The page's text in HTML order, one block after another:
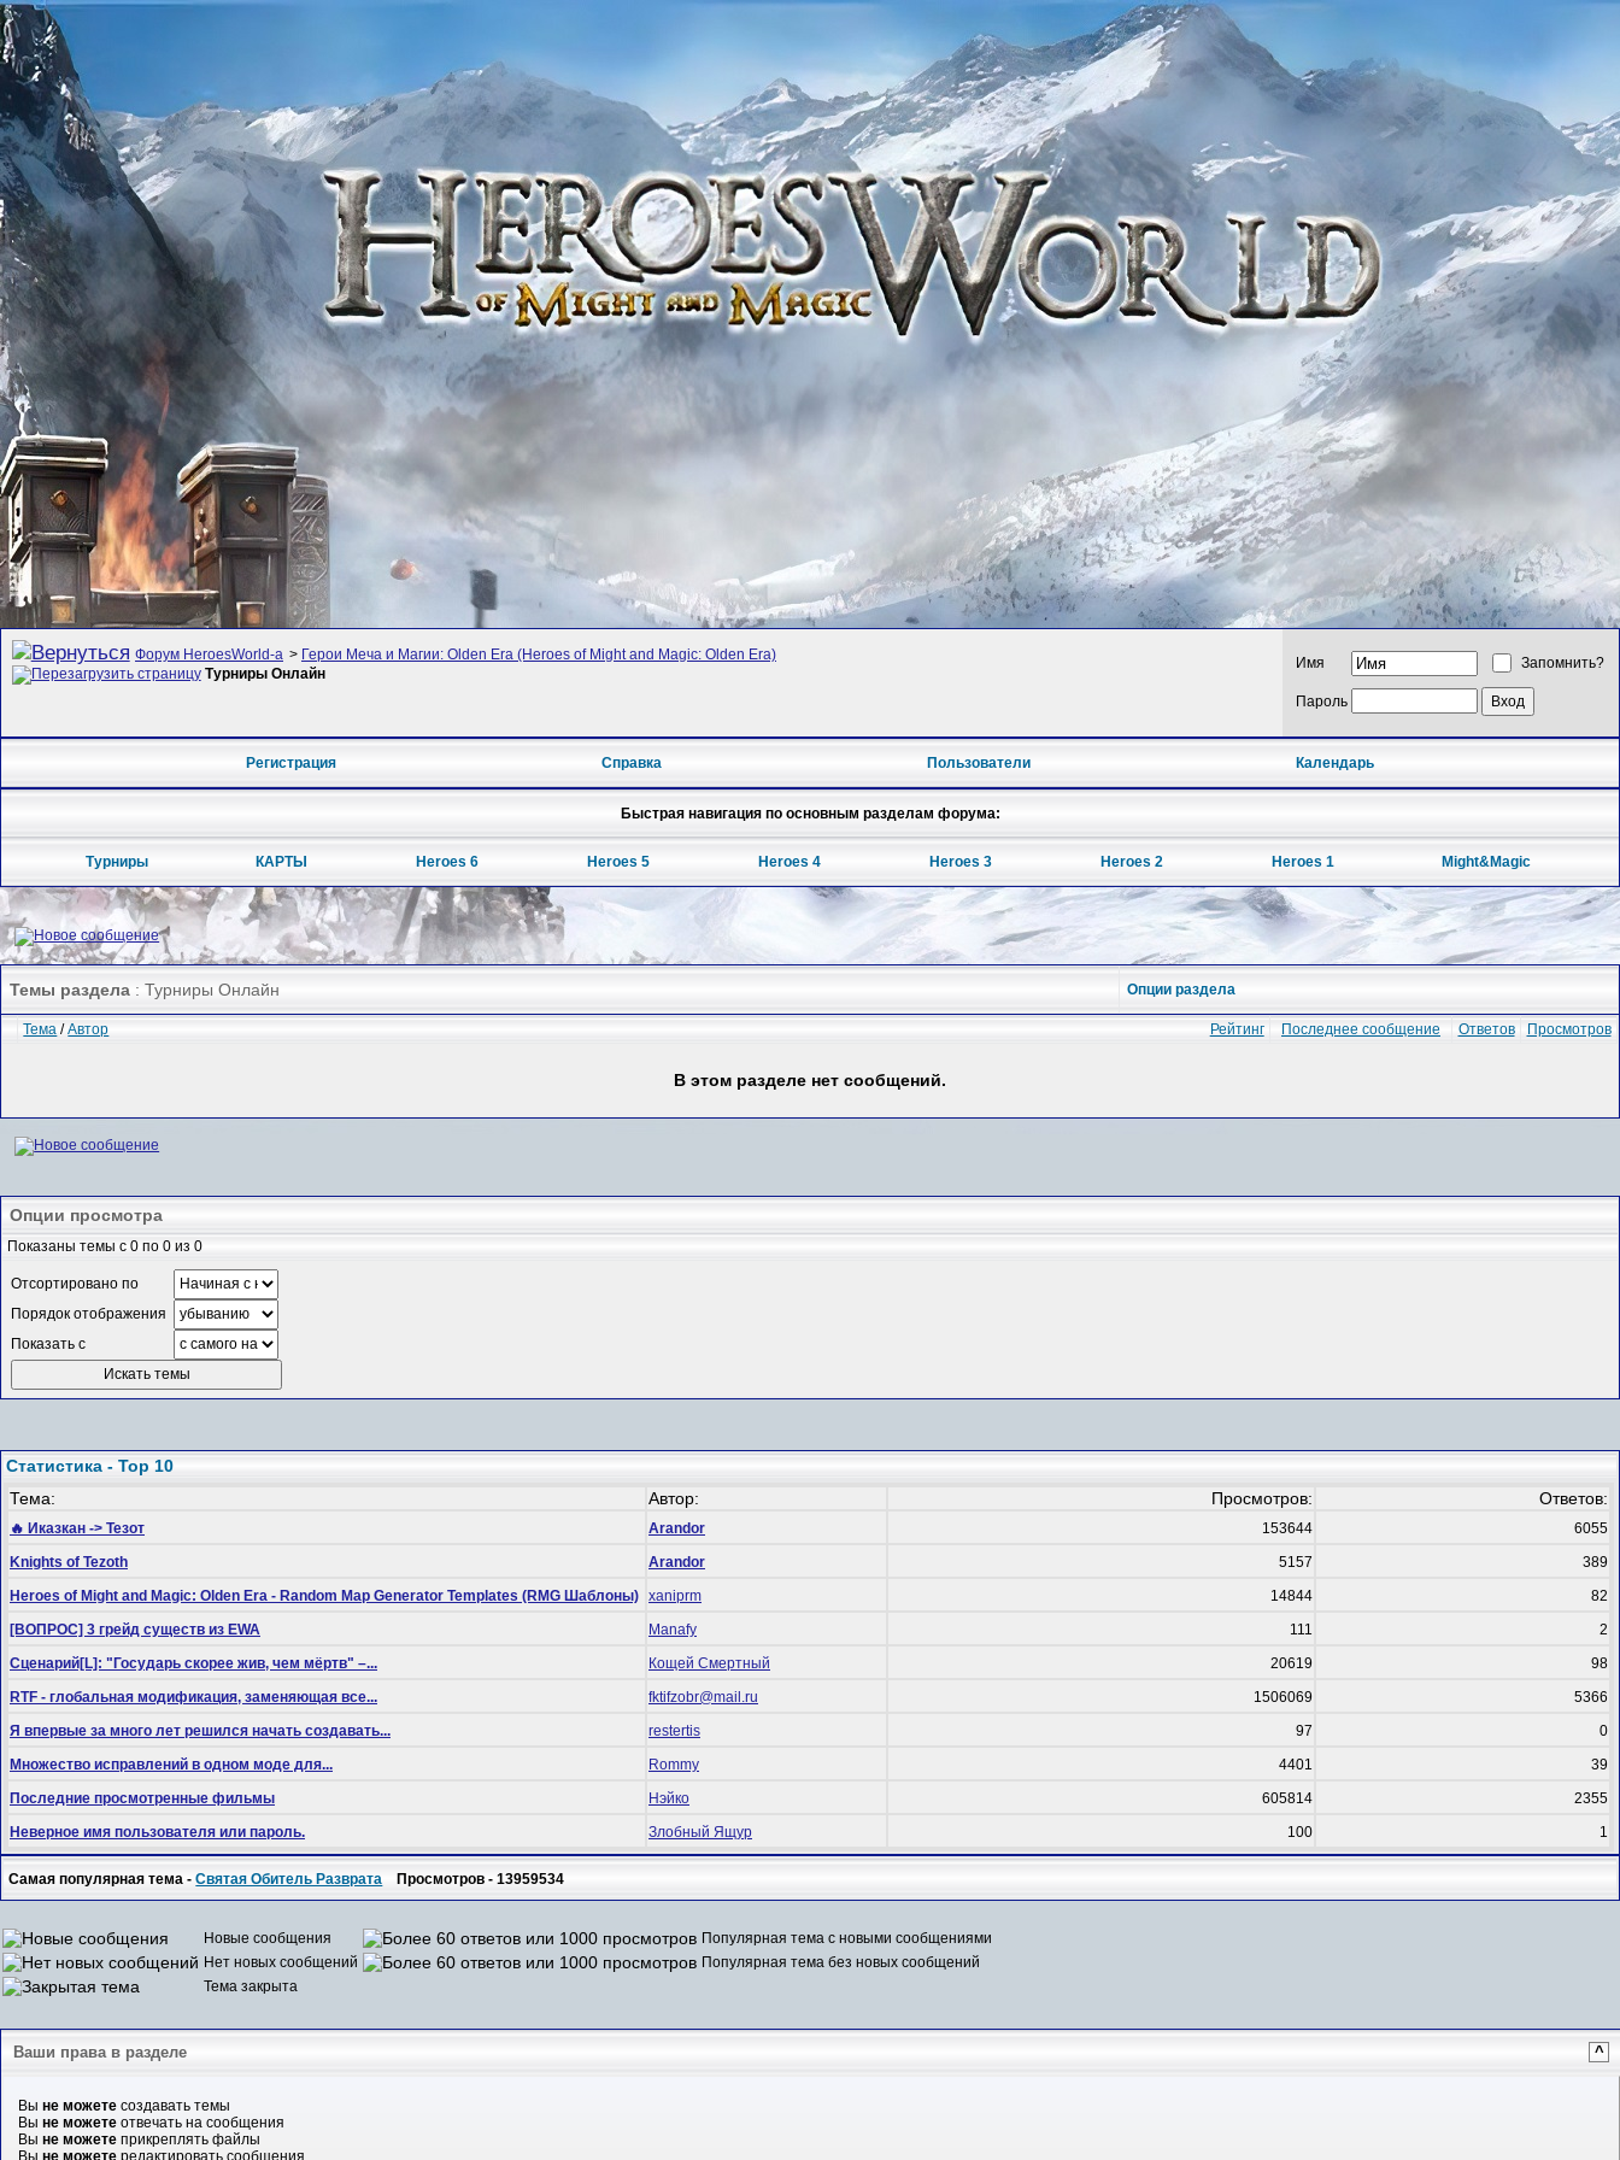
Форум HeroesWorld-а > Герои Меча и Магии: Olden Era (Heroes of Might and Magic: Olden Era)
Турниры Онлайн
Имя Запомнить?
Пароль
Регистрация Справка Пользователи Календарь
Быстрая навигация по основным разделам форума:
Турниры КАРТЫ Heroes 6 Heroes 5 Heroes 4 Heroes 3 Heroes 2 Heroes 1 Might&Magic
Темы раздела : Турниры Онлайн Опции раздела
Рейтинг
Тема /Автор Последнее сообщение Ответов Просмотров
В этом разделе нет сообщений.
Опции просмотра
Показаны темы с 0 по 0 из 0
Отсортировано по
Порядок отображения
Показать с
Статистика - Top 10
Тема:
Автор: Просмотров: Ответов:
🔥 Иказкан -> Тезот Arandor 153644
6055
Knights of Tezoth
Arandor 5157
389
Heroes of Might and Magic: Olden Era - Random Map Generator Templates (RMG Шаблоны) xaniprm 14844
82
[ВОПРОС] 3 грейд существ из EWA
Manafy 111
2
Сценарий[L]: "Государь скорее жив, чем мёртв" –...
Кощей Смертный 20619
98
RTF - глобальная модификация, заменяющая все...
fktifzobr@mail.ru 1506069
5366
Я впервые за много лет решился начать создавать...
restertis 97
0
Множество исправлений в одном моде для...
Rommy 4401
39
Последние просмотренные фильмы
Нэйко 605814
2355
Неверное имя пользователя или пароль.
Злобный Ящур 100 1
Самая популярная тема -Святая Обитель Разврата Просмотров - 13959534
Новые сообщения
Популярная тема с новыми сообщениями
Нет новых сообщений
Популярная тема без новых сообщений
Тема закрыта
Ваши права в разделе ^
Выне можете создавать темы
Выне можете отвечать на сообщения
Выне можете прикреплять файлы
Выне можете редактировать сообщения